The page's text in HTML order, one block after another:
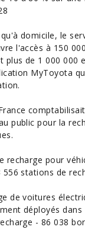
domicile, le
l'accès à 150
plus de 1 000 000
MyToyota
public pour la
recharge pour
stations de
devoitures
déployés dans
- 86 038